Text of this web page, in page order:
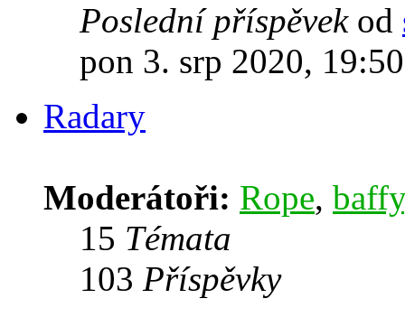
Poslední příspěvekod
pon 3. srp 2020, 19:50
Radary
Moderátoři: Rope, baffy
15 Témata
103 Příspěvky